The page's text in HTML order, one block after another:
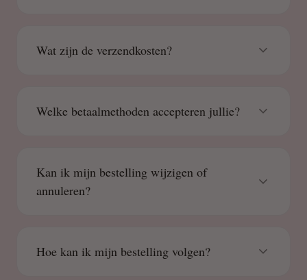
Wat zijn de verzendkosten?
Welke betaalmethoden accepteren jullie?
Kan ik mijn bestelling wijzigen of
annuleren?
Hoe kan ik mijn bestelling volgen?